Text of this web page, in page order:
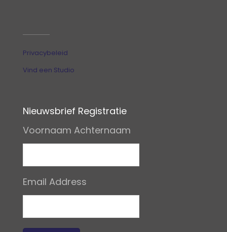
Privacybeleid
Vind een Studio
Nieuwsbrief Registratie
Voornaam Achternaam
Email Address